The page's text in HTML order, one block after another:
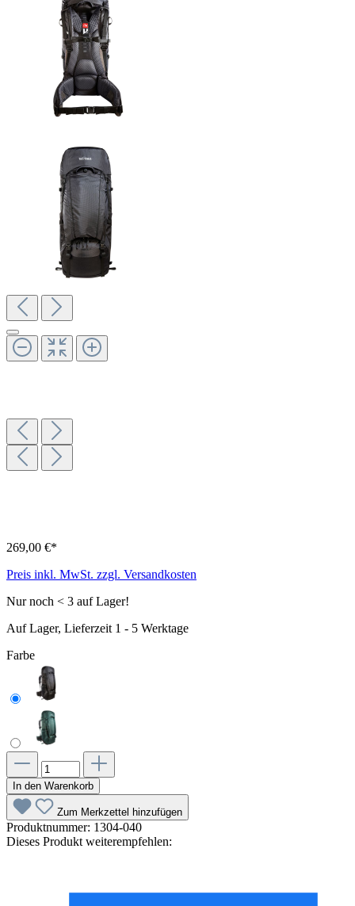
269,00 €*
Preis inkl. MwSt. zzgl. Versandkosten
Nur noch < 3 auf Lager!
Auf Lager, Lieferzeit 1 - 5 Werktage
Farbe
In den Warenkorb
Zum Merkzettel hinzufügen
Produktnummer: 1304-040
Dieses Produkt weiterempfehlen: